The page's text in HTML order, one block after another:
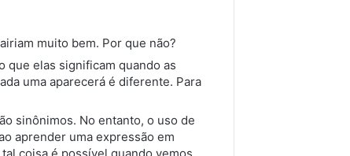
muito bem. Por que não?
que elas significam quando as
uma aparecerá é diferente. Para
sinônimos. No entanto, o uso de
aprender uma expressão em